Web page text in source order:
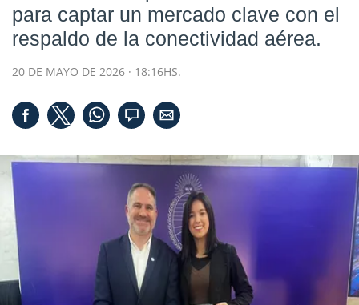
para captar un mercado clave con el
respaldo de la conectividad aérea.
20 DE MAYO DE 2026 · 18:16HS.